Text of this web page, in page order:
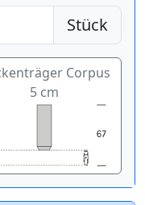
Stück
Corpus
5 cm